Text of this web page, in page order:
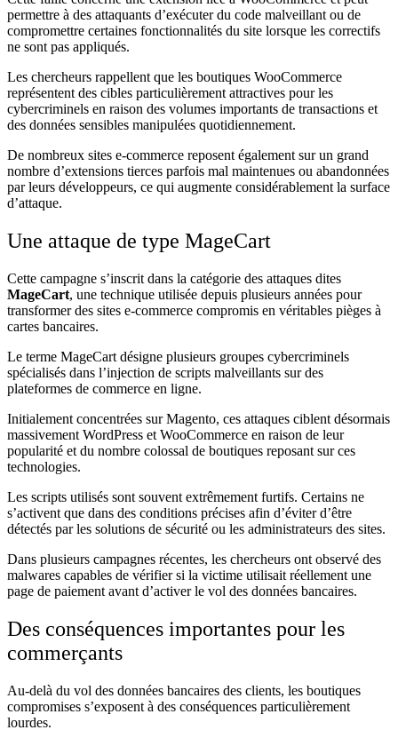
permettre à des attaquants d’exécuter du code malveillant ou de
compromettre certaines fonctionnalités du site lorsque les correctifs
ne sont pas appliqués.
Les chercheurs rappellent que les boutiques WooCommerce
représentent des cibles particulièrement attractives pour les
cybercriminels en raison des volumes importants de transactions et
des données sensibles manipulées quotidiennement.
De nombreux sites e-commerce reposent également sur un grand
nombre d’extensions tierces parfois mal maintenues ou abandonnées
par leurs développeurs, ce qui augmente considérablement la surface
d’attaque.
Une attaque de type MageCart
Cette campagne s’inscrit dans la catégorie des attaques dites
MageCart, une technique utilisée depuis plusieurs années pour
transformer des sites e-commerce compromis en véritables pièges à
cartes bancaires.
Le terme MageCart désigne plusieurs groupes cybercriminels
spécialisés dans l’injection de scripts malveillants sur des
plateformes de commerce en ligne.
Initialement concentrées sur Magento, ces attaques ciblent désormais
massivement WordPress et WooCommerce en raison de leur
popularité et du nombre colossal de boutiques reposant sur ces
technologies.
Les scripts utilisés sont souvent extrêmement furtifs. Certains ne
s’activent que dans des conditions précises afin d’éviter d’être
détectés par les solutions de sécurité ou les administrateurs des sites.
Dans plusieurs campagnes récentes, les chercheurs ont observé des
malwares capables de vérifier si la victime utilisait réellement une
page de paiement avant d’activer le vol des données bancaires.
Des conséquences importantes pour les
commerçants
Au-delà du vol des données bancaires des clients, les boutiques
compromises s’exposent à des conséquences particulièrement
lourdes.